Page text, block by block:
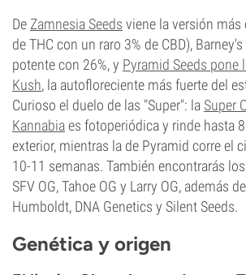
De Zamnesia Seeds viene la versión más
de THC con un raro 3% de CBD),
potente con 26%, y Pyramid Seeds pone
Kush, la autofloreciente más fuerte del
Curioso el duelo de las "Super": la Super
Kannabiaes fotoperiódica y rinde hasta
exterior, mientras la de Pyramid corre el
10-11 semanas. También encontrarás
SFV OG, Tahoe OG y Larry OG, además
Humboldt, DNA Genetics y Silent Seeds.
Genética y origen